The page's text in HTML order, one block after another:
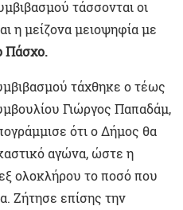
τάσσονται οι
η μείζονα μειοψηφία με
Πάσχο.
τάχθηκε ο τέως
Γιώργος Παπαδάμ,
ότι ο Δήμος θα
αγώνα, ώστε η
ολοκλήρου το ποσό που
Ζήτησε επίσης την